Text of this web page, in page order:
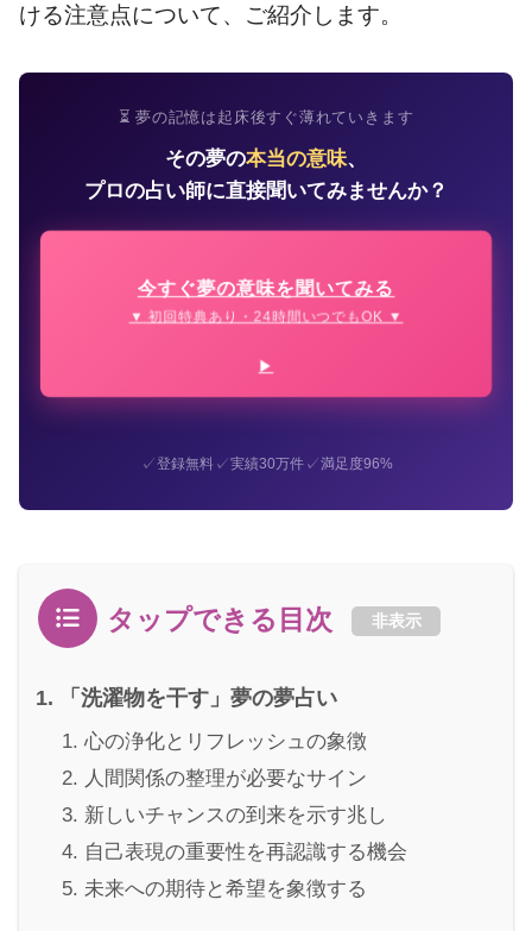
ける注意点について、ご紹介します。
⏳ 夢の記憶は起床後すぐ薄れていきます
その夢の本当の意味、
プロの占い師に直接聞いてみませんか？
今すぐ夢の意味を聞いてみる
▼ 初回特典あり・24時間いつでもOK ▼
✓登録無料✓実績30万件✓満足度96%
タップできる目次 非表示
「洗濯物を干す」夢の夢占い
心の浄化とリフレッシュの象徴
人間関係の整理が必要なサイン
新しいチャンスの到来を示す兆し
自己表現の重要性を再認識する機会
未来への期待と希望を象徴する